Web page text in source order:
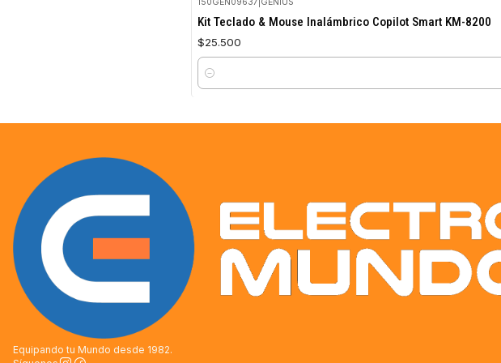
150GEN09637 GENIUS
Kit Teclado & Mouse Inalámbrico Copilot Smart KM-8200
$25.500
Cantidad
Equipando tu Mundo desde 1982.